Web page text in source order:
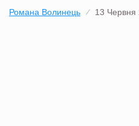
Романа Волинець 13 Червня